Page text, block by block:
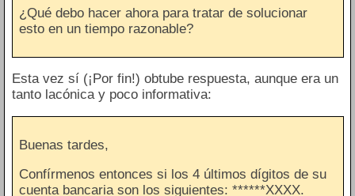
¿Qué debo hacer ahora para tratar de solucionar
esto en un tiempo razonable?
Esta vez sí (¡Por fin!) obtube respuesta, aunque era un
tanto lacónica y poco informativa:
Buenas tardes,
Confírmenos entonces si los 4 últimos dígitos de su
cuenta bancaria son los siguientes: ******XXXX.